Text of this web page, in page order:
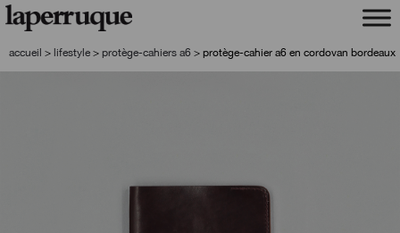
aller
navigation
aller
au
accueil > lifestyle > protège-cahiers a6 > protège-cahier a6 en cordovan bordeaux